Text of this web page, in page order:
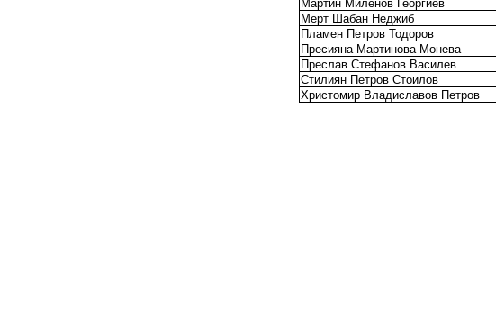
Мартин Миленов Георгиев
Мерт Шабан Неджиб
Пламен Петров Тодоров
Пресияна Мартинова Монева
Преслав Стефанов Василев
Стилиян Петров Стоилов
Христомир Владиславов Петров